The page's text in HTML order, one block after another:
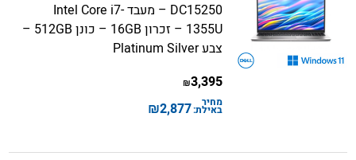
DC15250 – מעבד Intel Core i7-
1355U – זכרון 16GB – כונן 512GB –
צבע Platinum Silver
3,395
₪
מחיר
באילת:2,877
₪